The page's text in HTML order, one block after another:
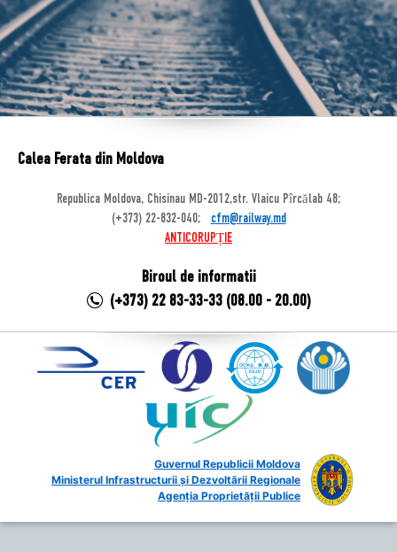
Calea Ferata din Moldova
Republica Moldova, Chisinau MD-2012,str. Vlaicu Pîrcălab 48;
(+373) 22-832-040;
cfm@railway.md
ANTICORUPȚIE
Biroul de informatii
(+373) 22 83-33-33 (08.00 - 20.00)
Guvernul Republicii Moldova
Ministerul Infrastructurii și Dezvoltării Regionale
Agenția Proprietății Publice